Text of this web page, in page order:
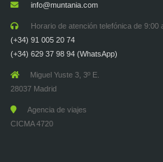
info@muntania.com
Horario de atención telefónica de
(+34) 91 005 20 74
(+34) 629 37 98 94 (WhatsApp)
Miguel Yuste 3, 3º E.
28037 Madrid
Agencia de viajes
CICMA 4720